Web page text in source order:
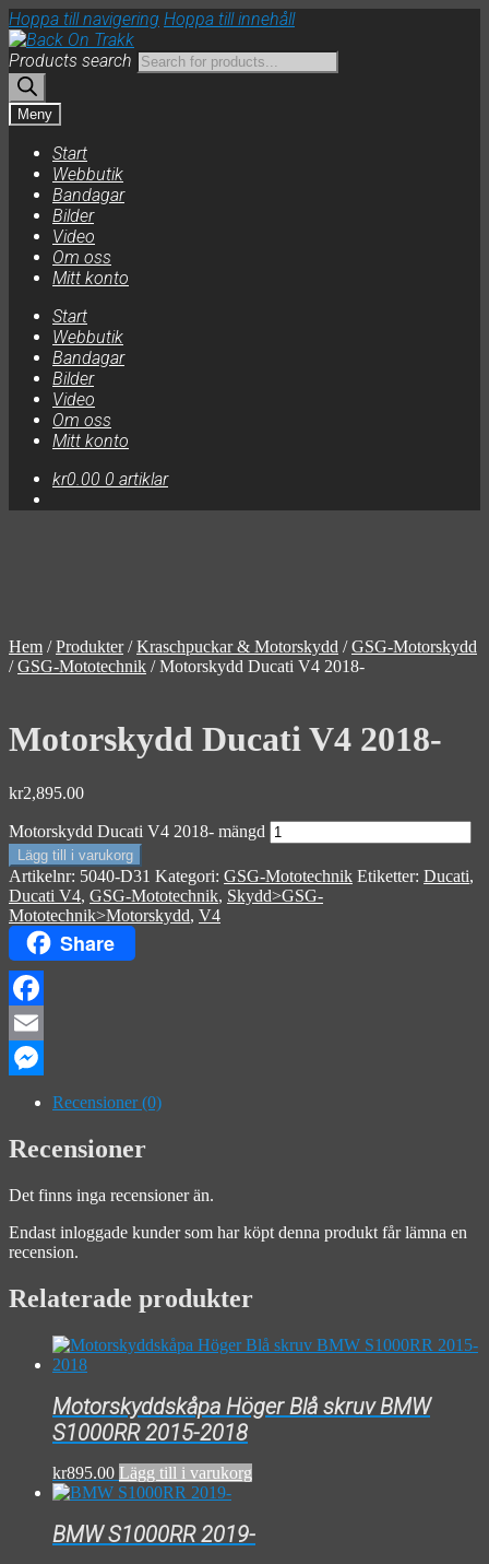
Hoppa till navigering Hoppa till innehåll
Products search
Meny
Start
Webbutik
Bandagar
Bilder
Video
Om oss
Mitt konto
Start
Webbutik
Bandagar
Bilder
Video
Om oss
Mitt konto
kr0.00 0 artiklar
Hem /Produkter/Kraschpuckar & Motorskydd /GSG-Motorskydd
/GSG-Mototechnik /Motorskydd Ducati V4 2018-
Motorskydd Ducati V4 2018-
kr2,895.00
Motorskydd Ducati V4 2018- mängd
Lägg till i varukorg
Artikelnr: 5040-D31 Kategori: GSG-Mototechnik Etiketter: Ducati,
Ducati V4, GSG-Mototechnik, Skydd>GSG-
Mototechnik>Motorskydd, V4
Share
Facebook
Email
Messenger
Recensioner (0)
Recensioner
Det finns inga recensioner än.
Endast inloggade kunder som har köpt denna produkt får lämna en
recension.
Relaterade produkter
Motorskyddskåpa Höger Blå skruv BMW
S1000RR 2015-2018
kr895.00 Lägg till i varukorg
BMW S1000RR 2019-